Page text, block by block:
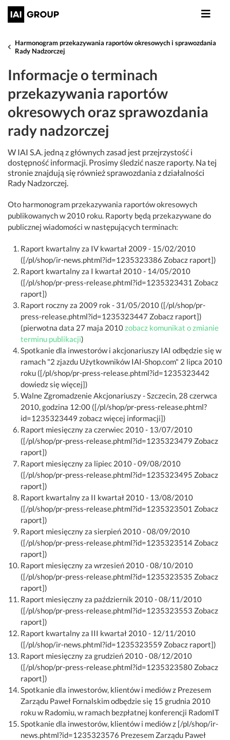
Harmonogram przekazywania raportów okresowych i sprawozdania
Rady Nadzorczej
Informacje o terminach
przekazywania raportów
okresowych oraz sprawozdania
rady nadzorczej
W IAI S.A. jedną z głównych zasad jest przejrzystość i
dostępność informacji. Prosimy śledzić nasze raporty. Na tej
stronie znajdują się również sprawozdania z działalności
Rady Nadzorczej.
Oto harmonogram przekazywania raportów okresowych
publikowanych w 2010 roku. Raporty będą przekazywane do
publicznej wiadomości w następujących terminach:
Raport kwartalny za IV kwartał 2009 - 15/02/2010
([/pl/shop/ir-news.phtml?id=1235323386 Zobacz raport])
Raport kwartalny za I kwartał 2010 - 14/05/2010
([/pl/shop/pr-press-release.phtml?id=1235323431 Zobacz
raport])
Raport roczny za 2009 rok - 31/05/2010 ([/pl/shop/pr-
press-release.phtml?id=1235323447 Zobacz raport])
(pierwotna data 27 maja 2010zobacz komunikat o zmianie
terminu publikacji)
Spotkanie dla inwestorów i akcjonariuszy IAI odbędzie się w
ramach "2 zjazdu Użytkowników IAI-Shop.com" 2 lipca 2010
roku ([/pl/shop/pr-press-release.phtml?id=1235323442
dowiedz się więcej])
Walne Zgromadzenie Akcjonariuszy - Szczecin, 28 czerwca
2010, godzina 12:00 ([/pl/shop/pr-press-release.phtml?
id=1235323449 zobacz więcej informacji])
Raport miesięczny za czerwiec 2010 - 13/07/2010
([/pl/shop/pr-press-release.phtml?id=1235323479 Zobacz
raport])
Raport miesięczny za lipiec 2010 - 09/08/2010
([/pl/shop/pr-press-release.phtml?id=1235323495 Zobacz
raport])
Raport kwartalny za II kwartał 2010 - 13/08/2010
([/pl/shop/pr-press-release.phtml?id=1235323501 Zobacz
raport])
Raport miesięczny za sierpień 2010 - 08/09/2010
([/pl/shop/pr-press-release.phtml?id=1235323514 Zobacz
raport])
Raport miesięczny za wrzesień 2010 - 08/10/2010
([/pl/shop/pr-press-release.phtml?id=1235323535 Zobacz
raport])
Raport miesięczny za październik 2010 - 08/11/2010
([/pl/shop/pr-press-release.phtml?id=1235323553 Zobacz
raport])
Raport kwartalny za III kwartał 2010 - 12/11/2010
([/pl/shop/ir-news.phtml?id=1235323559 Zobacz raport])
Raport miesięczny za grudzień 2010 - 08/12/2010
([/pl/shop/pr-press-release.phtml?id=1235323580 Zobacz
raport])
Spotkanie dla inwestorów, klientów i mediów z Prezesem
Zarządu Paweł Fornalskim odbędzie się 15 grudnia 2010
roku w Radomiu, w ramach bezpłatnej konferencji RadomIT
Spotkanie dla inwestorów, klientów i mediów z [/pl/shop/ir-
news.phtml?id=1235323576 Prezesem Zarządu Paweł